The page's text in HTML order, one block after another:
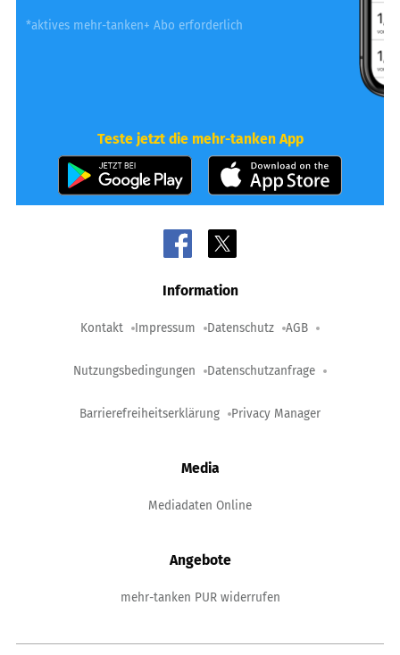
*aktives mehr-tanken+ Abo erforderlich
Teste jetzt die mehr-tanken App
Information
Kontakt Impressum Datenschutz AGB
Nutzungsbedingungen Datenschutzanfrage
Barrierefreiheitserklärung Privacy Manager
Media
Mediadaten Online
Angebote
mehr-tanken PUR widerrufen